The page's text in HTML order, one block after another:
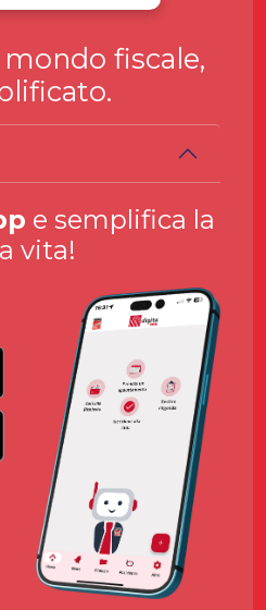
fiscale,
e semplifica la
vita!